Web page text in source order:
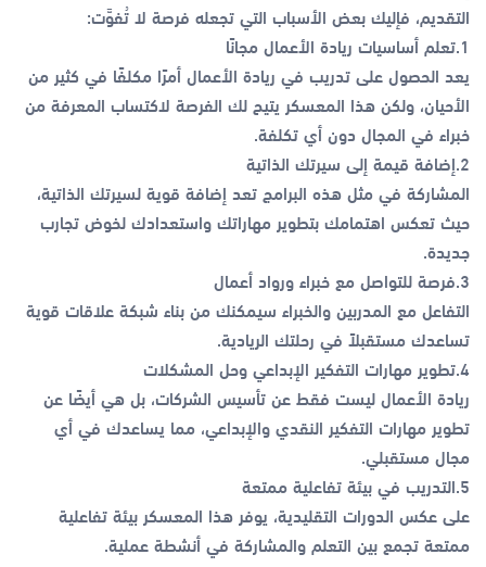
التقديم، فإليك بعض الأسباب التي تجعله فرصة لا تُفوَّت:
1.تعلم أساسيات ريادة الأعمال مجانًا
يعد الحصول على تدريب في ريادة الأعمال أمرًا مكلفًا في كثير من
الأحيان، ولكن هذا المعسكر يتيح لك الفرصة لاكتساب المعرفة من
خبراء في المجال دون أي تكلفة.
2.إضافة قيمة إلى سيرتك الذاتية
المشاركة في مثل هذه البرامج تعد إضافة قوية لسيرتك الذاتية،
حيث تعكس اهتمامك بتطوير مهاراتك واستعدادك لخوض تجارب
جديدة.
3.فرصة للتواصل مع خبراء ورواد أعمال
التفاعل مع المدربين والخبراء سيمكنك من بناء شبكة علاقات قوية
تساعدك مستقبلاً في رحلتك الريادية.
4.تطوير مهارات التفكير الإبداعي وحل المشكلات
ريادة الأعمال ليست فقط عن تأسيس الشركات، بل هي أيضًا عن
تطوير مهارات التفكير النقدي والإبداعي، مما يساعدك في أي
مجال مستقبلي.
5.التدريب في بيئة تفاعلية ممتعة
على عكس الدورات التقليدية، يوفر هذا المعسكر بيئة تفاعلية
ممتعة تجمع بين التعلم والمشاركة في أنشطة عملية.